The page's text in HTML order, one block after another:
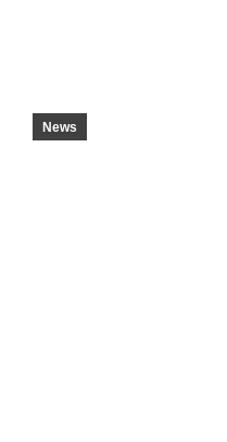
News